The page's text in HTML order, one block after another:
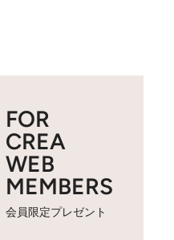
FOR
CREA
WEB
MEMBERS
会員限定プレゼント